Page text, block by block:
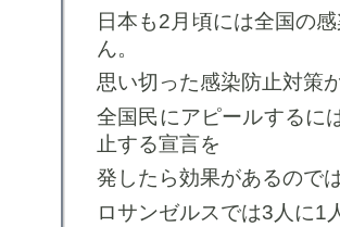
日本も2月頃には全国の
ん。
思い切った感染防止対策
全国民にアピールするに
止する宣言を
発したら効果があるので
ロサンゼルスでは3人に1